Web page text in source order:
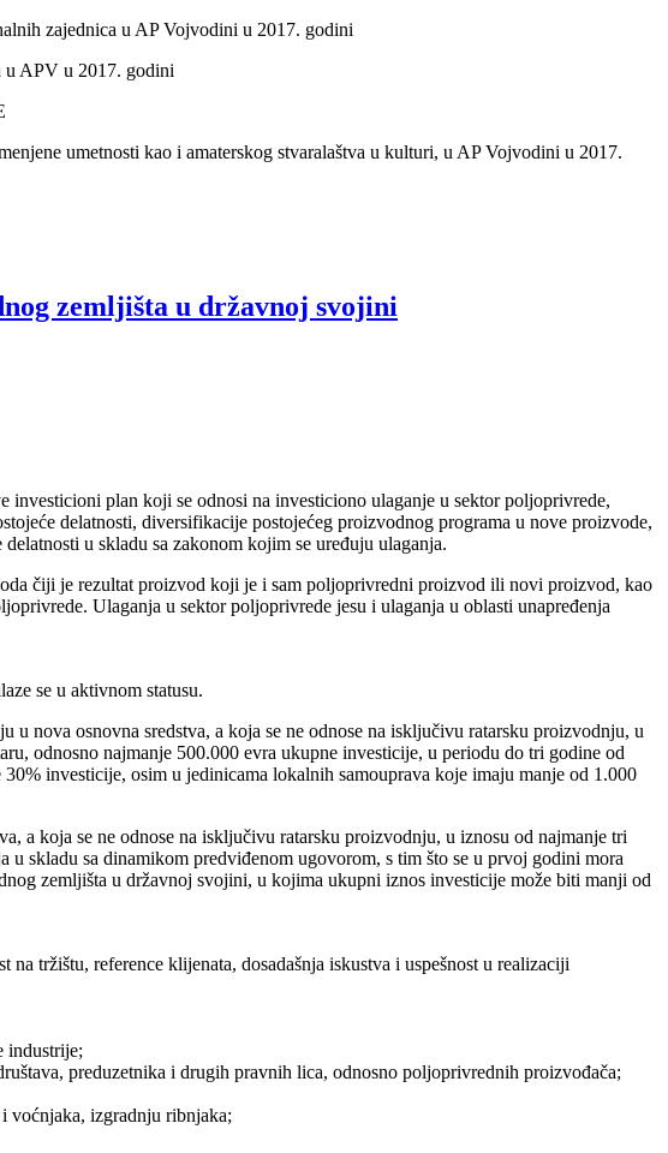
zajednica u AP Vojvodini u 2017. godini
u APV u 2017. godini
umetnosti kao i amaterskog stvaralaštva u kulturi, u AP Vojvodini u 2017.
zemljišta u državnoj svojini
investicioni plan koji se odnosi na investiciono ulaganje u sektor poljoprivrede,
delatnosti, diversifikacije postojećeg proizvodnog programa u nove proizvode,
u skladu sa zakonom kojim se uređuju ulaganja.
čiji je rezultat proizvod koji je i sam poljoprivredni proizvod ili novi proizvod, kao
Ulaganja u sektor poljoprivrede jesu i ulaganja u oblasti unapređenja
se u aktivnom statusu.
u nova osnovna sredstva, a koja se ne odnose na isključivu ratarsku proizvodnju, u
odnosno najmanje 500.000 evra ukupne investicije, u periodu do tri godine od
investicije, osim u jedinicama lokalnih samouprava koje imaju manje od 1.000
a koja se ne odnose na isključivu ratarsku proizvodnju, u iznosu od najmanje tri
skladu sa dinamikom predviđenom ugovorom, s tim što se u prvoj godini mora
zemljišta u državnoj svojini, u kojima ukupni iznos investicije može biti manji od
tržištu, reference klijenata, dosadašnja iskustva i uspešnost u realizaciji
industrije;
preduzetnika i drugih pravnih lica, odnosno poljoprivrednih proizvođača;
voćnjaka, izgradnju ribnjaka;